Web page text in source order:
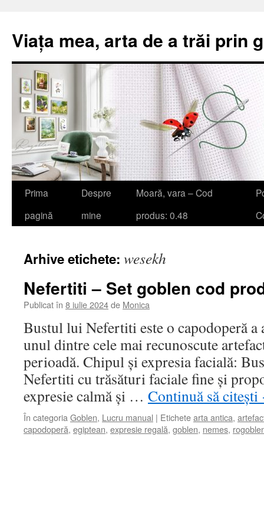
Viața mea, arta de a trăi prin
Sari
Prima
pagină
Despre
mine
Moară, vara – Cod
produs: 0.48
Arhive etichete: wesekh
Nefertiti – Set goblen cod
Publicat în 8 iulie 2024de Monica
Bustul lui Nefertiti este o capodoperă a
unul dintre cele mai recunoscute
perioadă. Chipul și expresia facială:
Nefertiti cu trăsături faciale fine și
expresie calmă și … Continuă să citești
În categoria Goblen, Lucru manual | Etichetearta antica,
capodoperă, egiptean, expresie regală, goblen, nemes,